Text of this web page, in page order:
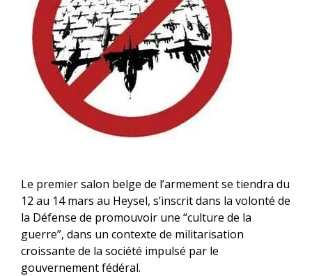
Le premier salon belge de l’armement se tiendra du
12 au 14 mars au Heysel, s’inscrit dans la volonté de
la Défense de promouvoir une “culture de la
guerre”, dans un contexte de militarisation
croissante de la société impulsé par le
gouvernement fédéral.